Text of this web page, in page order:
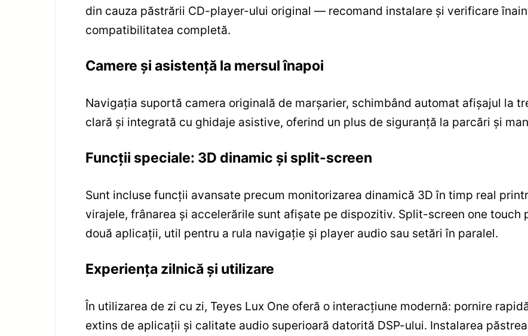
din cauza păstrării CD-player-ului original — recomand instalare și verificare
compatibilitatea completă.
Camere și asistență la mersul înapoi
Navigația suportă camera originală de marșarier, schimbând automat afișajul la
clară și integrată cu ghidaje asistive, oferind un plus de siguranță la parcări și
Funcții speciale: 3D dinamic și split-screen
Sunt incluse funcții avansate precum monitorizarea dinamică 3D în timp real
virajele, frânarea și accelerările sunt afișate pe dispozitiv. Split-screen one touch
două aplicații, util pentru a rula navigație și player audio sau setări în paralel.
Experiența zilnică și utilizare
În utilizarea de zi cu zi, Teyes Lux One oferă o interacțiune modernă: pornire
extins de aplicații și calitate audio superioară datorită DSP-ului. Instalarea